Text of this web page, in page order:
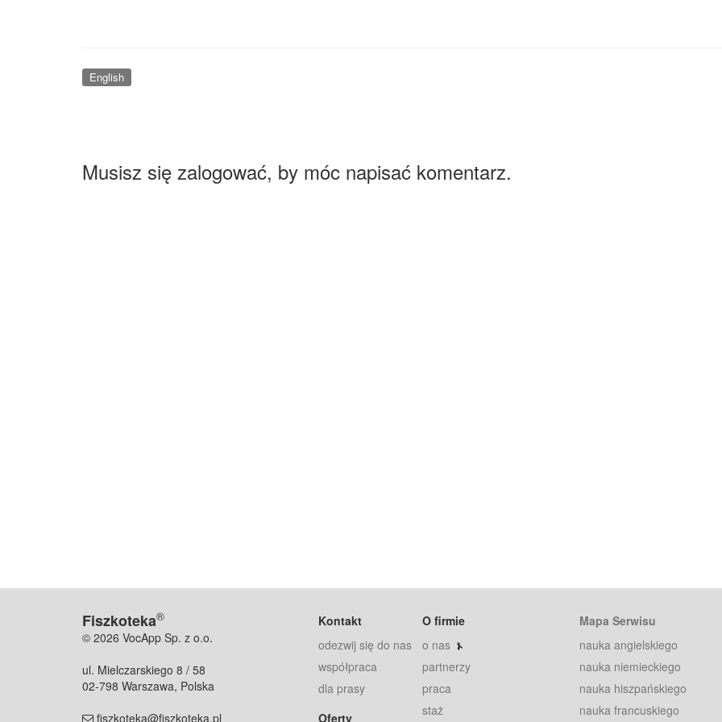
English
Musisz się zalogować, by móc napisać komentarz.
Fiszkoteka®
© 2026 VocApp Sp. z o.o.
ul. Mielczarskiego 8 / 58
02-798 Warszawa, Polska
fiszkoteka@fiszkoteka.pl
Kontakt
odezwij się do nas
współpraca
dla prasy
Oferty
O firmie
o nas
partnerzy
praca
staż
Mapa Serwisu
nauka angielskiego
nauka niemieckiego
nauka hiszpańskiego
nauka francuskiego